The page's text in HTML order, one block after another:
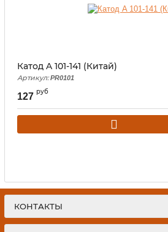
Катод A 101-141 (Китай)
Артикул: PR0101
127 руб
КОНТАКТЫ